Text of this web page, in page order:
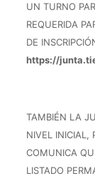
UN TURNO
REQUERIDA
DE
https://
TAMBIÉN LA
NIVEL INICIAL,
COMUNICA
LISTADO